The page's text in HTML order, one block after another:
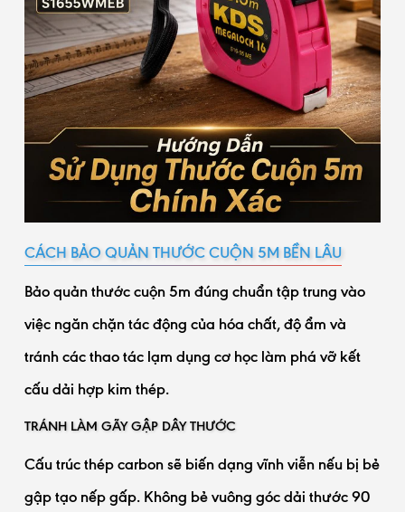
CÁCH BẢO QUẢN THƯỚC CUỘN 5M BỀN LÂU
Bảo quản thước cuộn 5m đúng chuẩn tập trung vào
việc ngăn chặn tác động của hóa chất, độ ẩm và
tránh các thao tác lạm dụng cơ học làm phá vỡ kết
cấu dải hợp kim thép.
TRÁNH LÀM GÃY GẬP DÂY THƯỚC
Cấu trúc thép carbon sẽ biến dạng vĩnh viễn nếu bị bẻ
gập tạo nếp gấp. Không bẻ vuông góc dải thước 90